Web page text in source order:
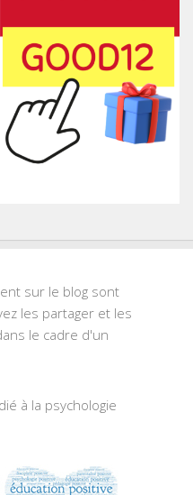
sur le blog sont
les partager et les
le cadre d'un
à la psychologie